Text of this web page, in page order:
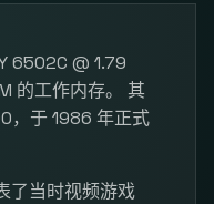
6502C @ 1.79
的工作内存。 其
，于 1986 年正式
了当时视频游戏